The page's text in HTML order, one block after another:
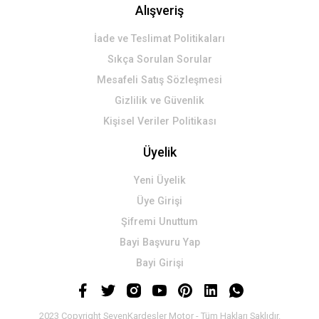
Alışveriş
İade ve Teslimat Politikaları
Sıkça Sorulan Sorular
Mesafeli Satış Sözleşmesi
Gizlilik ve Güvenlik
Kişisel Veriler Politikası
Üyelik
Yeni Üyelik
Üye Girişi
Şifremi Unuttum
Bayi Başvuru Yap
Bayi Girişi
2023 Copyright SevenKardeşler Motor - Tüm Hakları Saklıdır.